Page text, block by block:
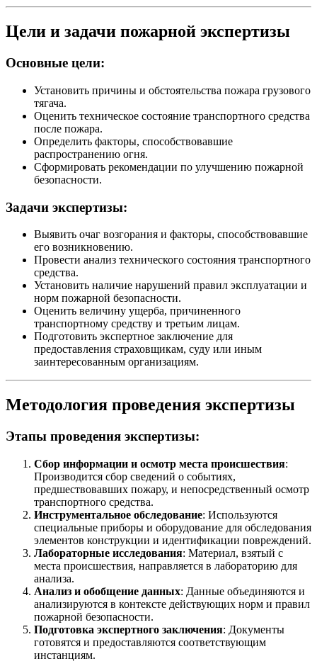
Цели и задачи пожарной экспертизы
Основные цели:
Установить причины и обстоятельства пожара грузового
тягача.
Оценить техническое состояние транспортного средства
после пожара.
Определить факторы, способствовавшие
распространению огня.
Сформировать рекомендации по улучшению пожарной
безопасности.
Задачи экспертизы:
Выявить очаг возгорания и факторы, способствовавшие
его возникновению.
Провести анализ технического состояния транспортного
средства.
Установить наличие нарушений правил эксплуатации и
норм пожарной безопасности.
Оценить величину ущерба, причиненного
транспортному средству и третьим лицам.
Подготовить экспертное заключение для
предоставления страховщикам, суду или иным
заинтересованным организациям.
Методология проведения экспертизы
Этапы проведения экспертизы:
Сбор информации и осмотр места происшествия:
Производится сбор сведений о событиях,
предшествовавших пожару, и непосредственный осмотр
транспортного средства.
Инструментальное обследование: Используются
специальные приборы и оборудование для обследования
элементов конструкции и идентификации повреждений.
Лабораторные исследования: Материал, взятый с
места происшествия, направляется в лабораторию для
анализа.
Анализ и обобщение данных: Данные объединяются и
анализируются в контексте действующих норм и правил
пожарной безопасности.
Подготовка экспертного заключения: Документы
готовятся и предоставляются соответствующим
инстанциям.